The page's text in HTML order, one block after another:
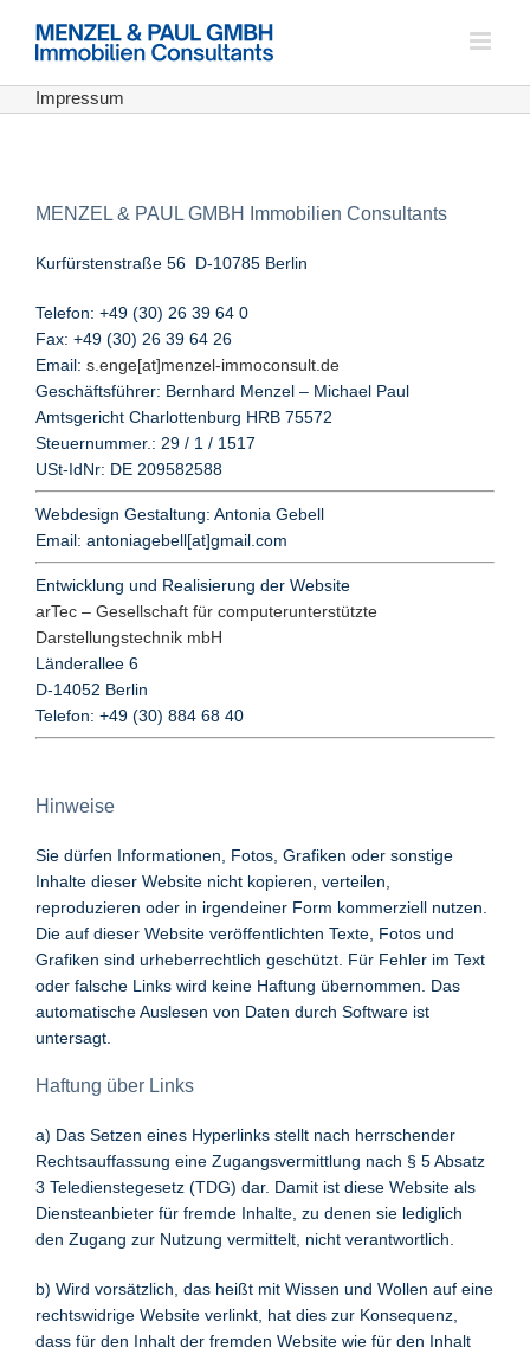
Inhalt
springen
Impressum
MENZEL & PAUL GMBH Immobilien Consultants
Kurfürstenstraße 56 D-10785 Berlin
Telefon: +49 (30) 26 39 64 0
Fax: +49 (30) 26 39 64 26
Email: s.enge[at]menzel-immoconsult.de
Geschäftsführer: Bernhard Menzel – Michael Paul
Amtsgericht Charlottenburg HRB 75572
Steuernummer.: 29 / 1 / 1517
USt-IdNr: DE 209582588
Webdesign Gestaltung: Antonia Gebell
Email: antoniagebell[at]gmail.com
Entwicklung und Realisierung der Website
arTec – Gesellschaft für computerunterstützte
Darstellungstechnik mbH
Länderallee 6
D-14052 Berlin
Telefon: +49 (30) 884 68 40
Hinweise
Sie dürfen Informationen, Fotos, Grafiken oder sonstige
Inhalte dieser Website nicht kopieren, verteilen,
reproduzieren oder in irgendeiner Form kommerziell nutzen.
Die auf dieser Website veröffentlichten Texte, Fotos und
Grafiken sind urheberrechtlich geschützt. Für Fehler im Text
oder falsche Links wird keine Haftung übernommen. Das
automatische Auslesen von Daten durch Software ist
untersagt.
Haftung über Links
a) Das Setzen eines Hyperlinks stellt nach herrschender
Rechtsauffassung eine Zugangsvermittlung nach § 5 Absatz
3 Teledienstegesetz (TDG) dar. Damit ist diese Website als
Diensteanbieter für fremde Inhalte, zu denen sie lediglich
den Zugang zur Nutzung vermittelt, nicht verantwortlich.
b) Wird vorsätzlich, das heißt mit Wissen und Wollen auf eine
rechtswidrige Website verlinkt, hat dies zur Konsequenz,
dass für den Inhalt der fremden Website wie für den Inhalt